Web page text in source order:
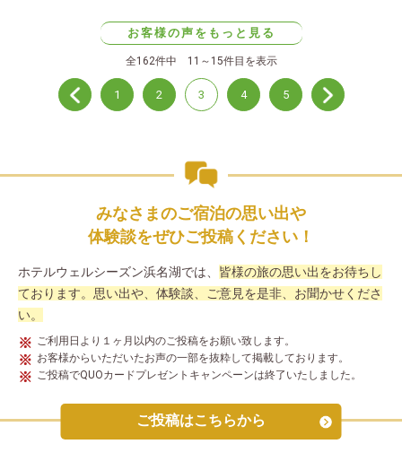
の打ち所がない１日でした。 どんなに綺麗なホテルでも、美味
っと、よい社員教育をされているんだろうなと感心しました。
おかげさまで、よいバースデーを過ごせて ありがとうございま
お客様の声をもっと見る
全162件中 11～15件目を表示
1 2 3 4 5
みなさまのご宿泊の思い出や
体験談をぜひご投稿ください！
ホテルウェルシーズン浜名湖では、 皆様の旅の思い出をお待ちし
ております。 思い出や、体験談、ご意見を是非、お聞かせくださ
い。
ご利用日より１ヶ月以内のご投稿をお願い致します。
お客様からいただいたお声の一部を抜粋して掲載しております。
ご投稿でQUOカードプレゼントキャンペーンは終了いたしました。
ご投稿はこちらから